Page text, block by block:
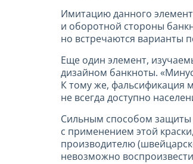
Имитацию данного
и оборотной стороны
но встречаются варианты
Еще один элемент,
дизайном банкноты.
К тому же, фальсификация
не всегда доступно
Сильным способом защиты
с применением этой
производителю
невозможно